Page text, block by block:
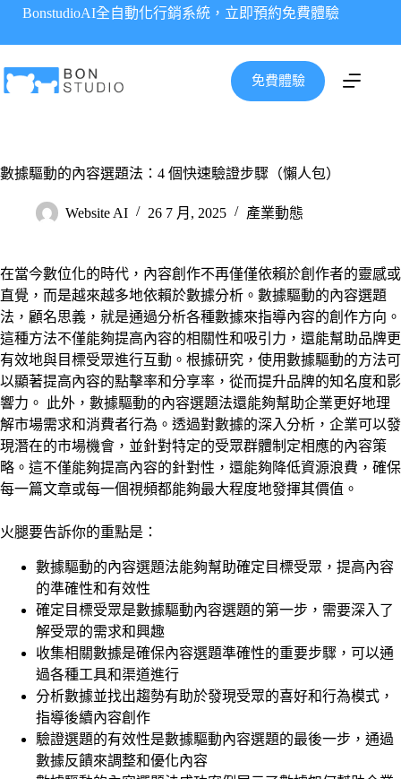
要
內
BonstudioAI全自動化行銷系統，立即預約免費體驗
免費體驗
數據驅動的內容選題法：4 個快速驗證步驟（懶人包）
Website AI 26 7 月, 2025 產業動態
在當今數位化的時代，內容創作不再僅僅依賴於創作者的靈感或
直覺，而是越來越多地依賴於數據分析。數據驅動的內容選題
法，顧名思義，就是通過分析各種數據來指導內容的創作方向。
這種方法不僅能夠提高內容的相關性和吸引力，還能幫助品牌更
有效地與目標受眾進行互動。根據研究，使用數據驅動的方法可
以顯著提高內容的點擊率和分享率，從而提升品牌的知名度和影
響力。 此外，數據驅動的內容選題法還能夠幫助企業更好地理
解市場需求和消費者行為。透過對數據的深入分析，企業可以發
現潛在的市場機會，並針對特定的受眾群體制定相應的內容策
略。這不僅能夠提高內容的針對性，還能夠降低資源浪費，確保
每一篇文章或每一個視頻都能夠最大程度地發揮其價值。
火腿要告訴你的重點是：
數據驅動的內容選題法能夠幫助確定目標受眾，提高內容
的準確性和有效性
確定目標受眾是數據驅動內容選題的第一步，需要深入了
解受眾的需求和興趣
收集相關數據是確保內容選題準確性的重要步驟，可以通
過各種工具和渠道進行
分析數據並找出趨勢有助於發現受眾的喜好和行為模式，
指導後續內容創作
驗證選題的有效性是數據驅動內容選題的最後一步，通過
數據反饋來調整和優化內容